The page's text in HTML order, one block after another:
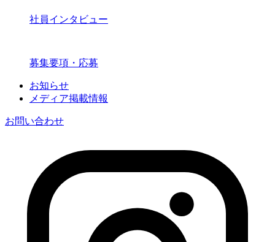
社員インタビュー
募集要項・応募
お知らせ
メディア掲載情報
お問い合わせ